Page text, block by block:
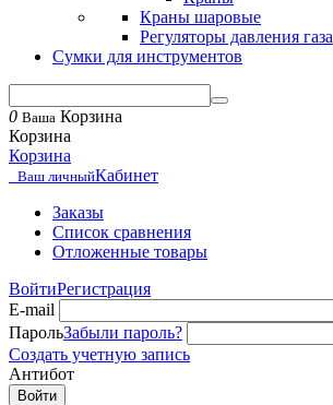
Краны шаровые
Регуляторы давления газа
Сумки для инструментов
0 Ваша Корзина
Корзина
Корзина
Ваш личныйКабинет
Заказы
Список сравнения
Отложенные товары
ВойтиРегистрация
E-mail
ПарольЗабыли пароль?
Создать учетную запись
Антибот
Войти